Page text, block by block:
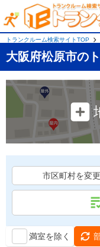
トランクルーム検索サイトTOP
大阪府松原市の
市区町村を変更
満室を除く